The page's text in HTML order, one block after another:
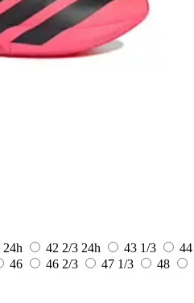
24h 42 2/3 24h 43 1/3
44
46 46 2/3 47 1/3
48